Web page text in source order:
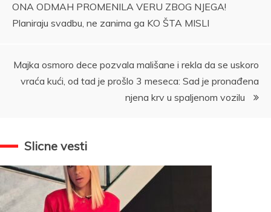
članka
ONA ODMAH PROMENILA VERU ZBOG NJEGA!
Planiraju svadbu, ne zanima ga KO ŠTA MISLI
Majka osmoro dece pozvala mališane i rekla da se uskoro
vraća kući, od tad je prošlo 3 meseca: Sad je pronađena
njena krv u spaljenom vozilu
Slicne vesti